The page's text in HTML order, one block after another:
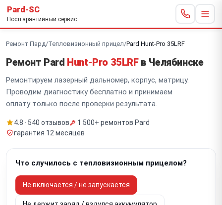
Pard-SC
Постгарантийный сервис
Ремонт Пард/Тепловизионный прицел/Pard Hunt-Pro 35LRF
Ремонт Pard Hunt-Pro 35LRFв Челябинске
Ремонтируем лазерный дальномер, корпус, матрицу.
Проводим диагностику бесплатно и принимаем
оплату только после проверки результата.
4.8 · 540 отзывов
1 500+ ремонтов Pard
гарантия 12 месяцев
Что случилось с тепловизионным прицелом?
Не включается / не запускается